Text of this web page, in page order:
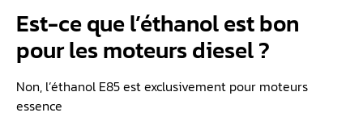
Est-ce que l’éthanol est bon
pour les moteurs diesel ?
Non, l’éthanol E85 est exclusivement pour moteurs
essence